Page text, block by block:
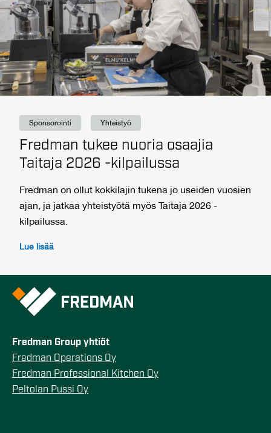
Sponsorointi Yhteistyö
Fredman tukee nuoria osaajia
Taitaja 2026 -kilpailussa
Fredman on ollut kokkilajin tukena jo useiden vuosien
ajan, ja jatkaa yhteistyötä myös Taitaja 2026 -
kilpailussa.
Lue lisää
Fredman Group yhtiöt
Fredman Operations Oy
Fredman Professional Kitchen Oy
Peltolan Pussi Oy